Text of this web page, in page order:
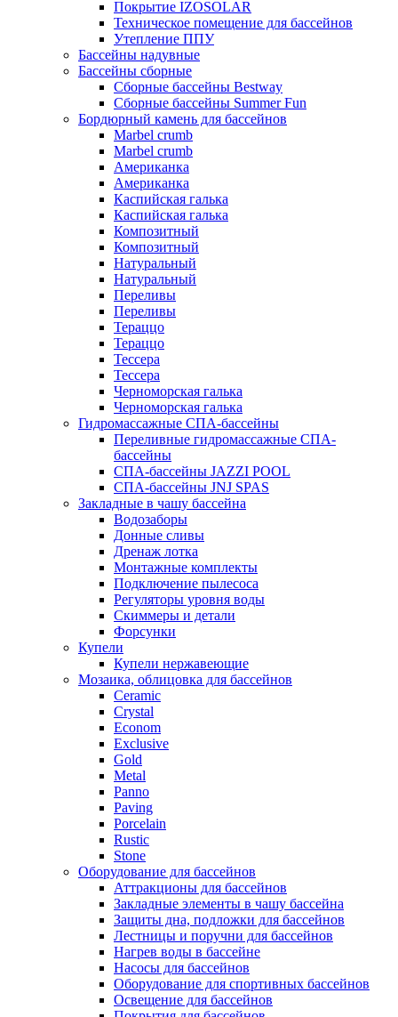
Покрытие IZOSOLAR
Техническое помещение для бассейнов
Утепление ППУ
Бассейны надувные
Бассейны сборные
Сборные бассейны Bestway
Сборные бассейны Summer Fun
Бордюрный камень для бассейнов
Marbel crumb
Marbel crumb
Американка
Американка
Каспийская галька
Каспийская галька
Композитный
Композитный
Натуральный
Натуральный
Переливы
Переливы
Тераццо
Тераццо
Тессера
Тессера
Черноморская галька
Черноморская галька
Гидромассажные СПА-бассейны
Переливные гидромассажные СПА-
бассейны
СПА-бассейны JAZZI POOL
СПА-бассейны JNJ SPAS
Закладные в чашу бассейна
Водозаборы
Донные сливы
Дренаж лотка
Монтажные комплекты
Подключение пылесоса
Регуляторы уровня воды
Скиммеры и детали
Форсунки
Купели
Купели нержавеющие
Мозаика, облицовка для бассейнов
Ceramic
Crystal
Econom
Exclusive
Gold
Metal
Panno
Paving
Porcelain
Rustic
Stone
Оборудование для бассейнов
Аттракционы для бассейнов
Закладные элементы в чашу бассейна
Защиты дна, подложки для бассейнов
Лестницы и поручни для бассейнов
Нагрев воды в бассейне
Насосы для бассейнов
Оборудование для спортивных бассейнов
Освещение для бассейнов